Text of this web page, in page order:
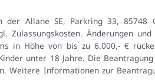
der Allane SE, Parkring 33, 85748
Zulassungskosten. Änderungen
in Höhe von bis zu 6.000,- €
unter 18 Jahre. Die
Weitere Informationen zur